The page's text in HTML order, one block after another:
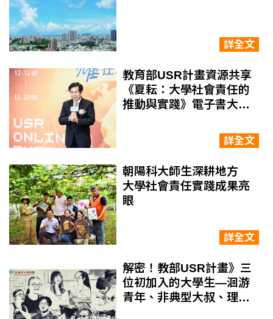
詳全文
教育部USR計畫資源共享
《夏耘：大學社會責任的
推動與實踐》電子書大公
詳全文
朝陽科大師生深耕地方
大學社會責任實踐成果亮
眼
詳全文
解密！教部USR計畫》三
位初加入的大學生—洄游
青年、非典型大叔、理科